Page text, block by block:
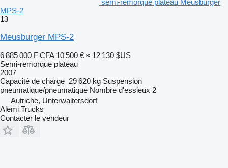
semi-remorque plateau Meusburger
MPS-2
13
Meusburger MPS-2
6 885 000 F CFA 10 500 € ≈ 12 130 $US
Semi-remorque plateau
2007
Capacité de charge 29 620 kg Suspension
pneumatique/pneumatique Nombre d'essieux 2
Autriche, Unterwaltersdorf
Alemi Trucks
Contacter le vendeur